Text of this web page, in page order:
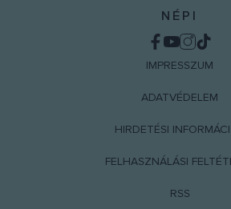
related to personalization.
I want to allow Google to enable
related to security, including
NÉPI
IMPRESSZUM
ADATVÉDELEM
HIRDETÉSI
FELHASZNÁLÁSI
RSS